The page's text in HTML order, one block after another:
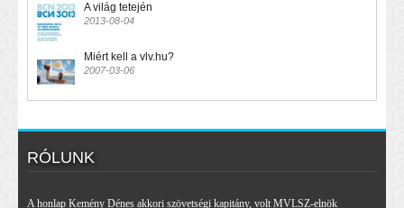
A világ tetején
2013-08-04
Miért kell a vlv.hu?
2007-03-06
RÓLUNK
A honlap Kemény Dénes akkori szövetségi kapitány, volt MVLSZ-elnök